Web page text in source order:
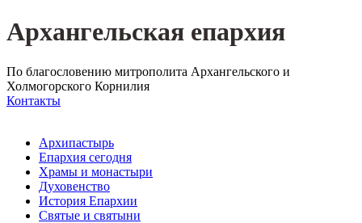
Архангельская епархия
По благословению митрополита Архангельского и
Холмогорского Корнилия
Контакты
Архипастырь
Епархия сегодня
Храмы и монастыри
Духовенство
История Епархии
Святые и святыни